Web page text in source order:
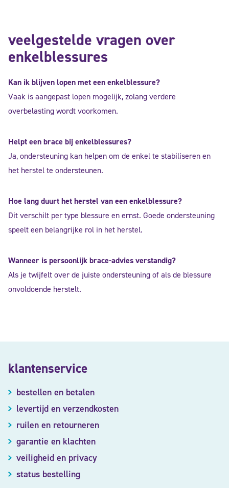
veelgestelde vragen over
enkelblessures
Kan ik blijven lopen met een enkelblessure?
Vaak is aangepast lopen mogelijk, zolang verdere
overbelasting wordt voorkomen.
Helpt een brace bij enkelblessures?
Ja, ondersteuning kan helpen om de enkel te stabiliseren en
het herstel te ondersteunen.
Hoe lang duurt het herstel van een enkelblessure?
Dit verschilt per type blessure en ernst. Goede ondersteuning
speelt een belangrijke rol in het herstel.
Wanneer is persoonlijk brace-advies verstandig?
Als je twijfelt over de juiste ondersteuning of als de blessure
onvoldoende herstelt.
klantenservice
bestellen en betalen
levertijd en verzendkosten
ruilen en retourneren
garantie en klachten
veiligheid en privacy
status bestelling